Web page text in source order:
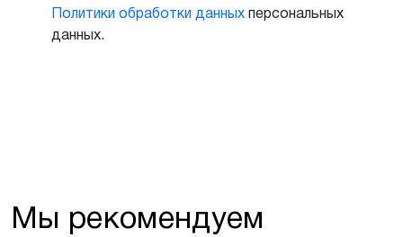
Политики обработки данных персональных
данных.
Мы рекомендуем